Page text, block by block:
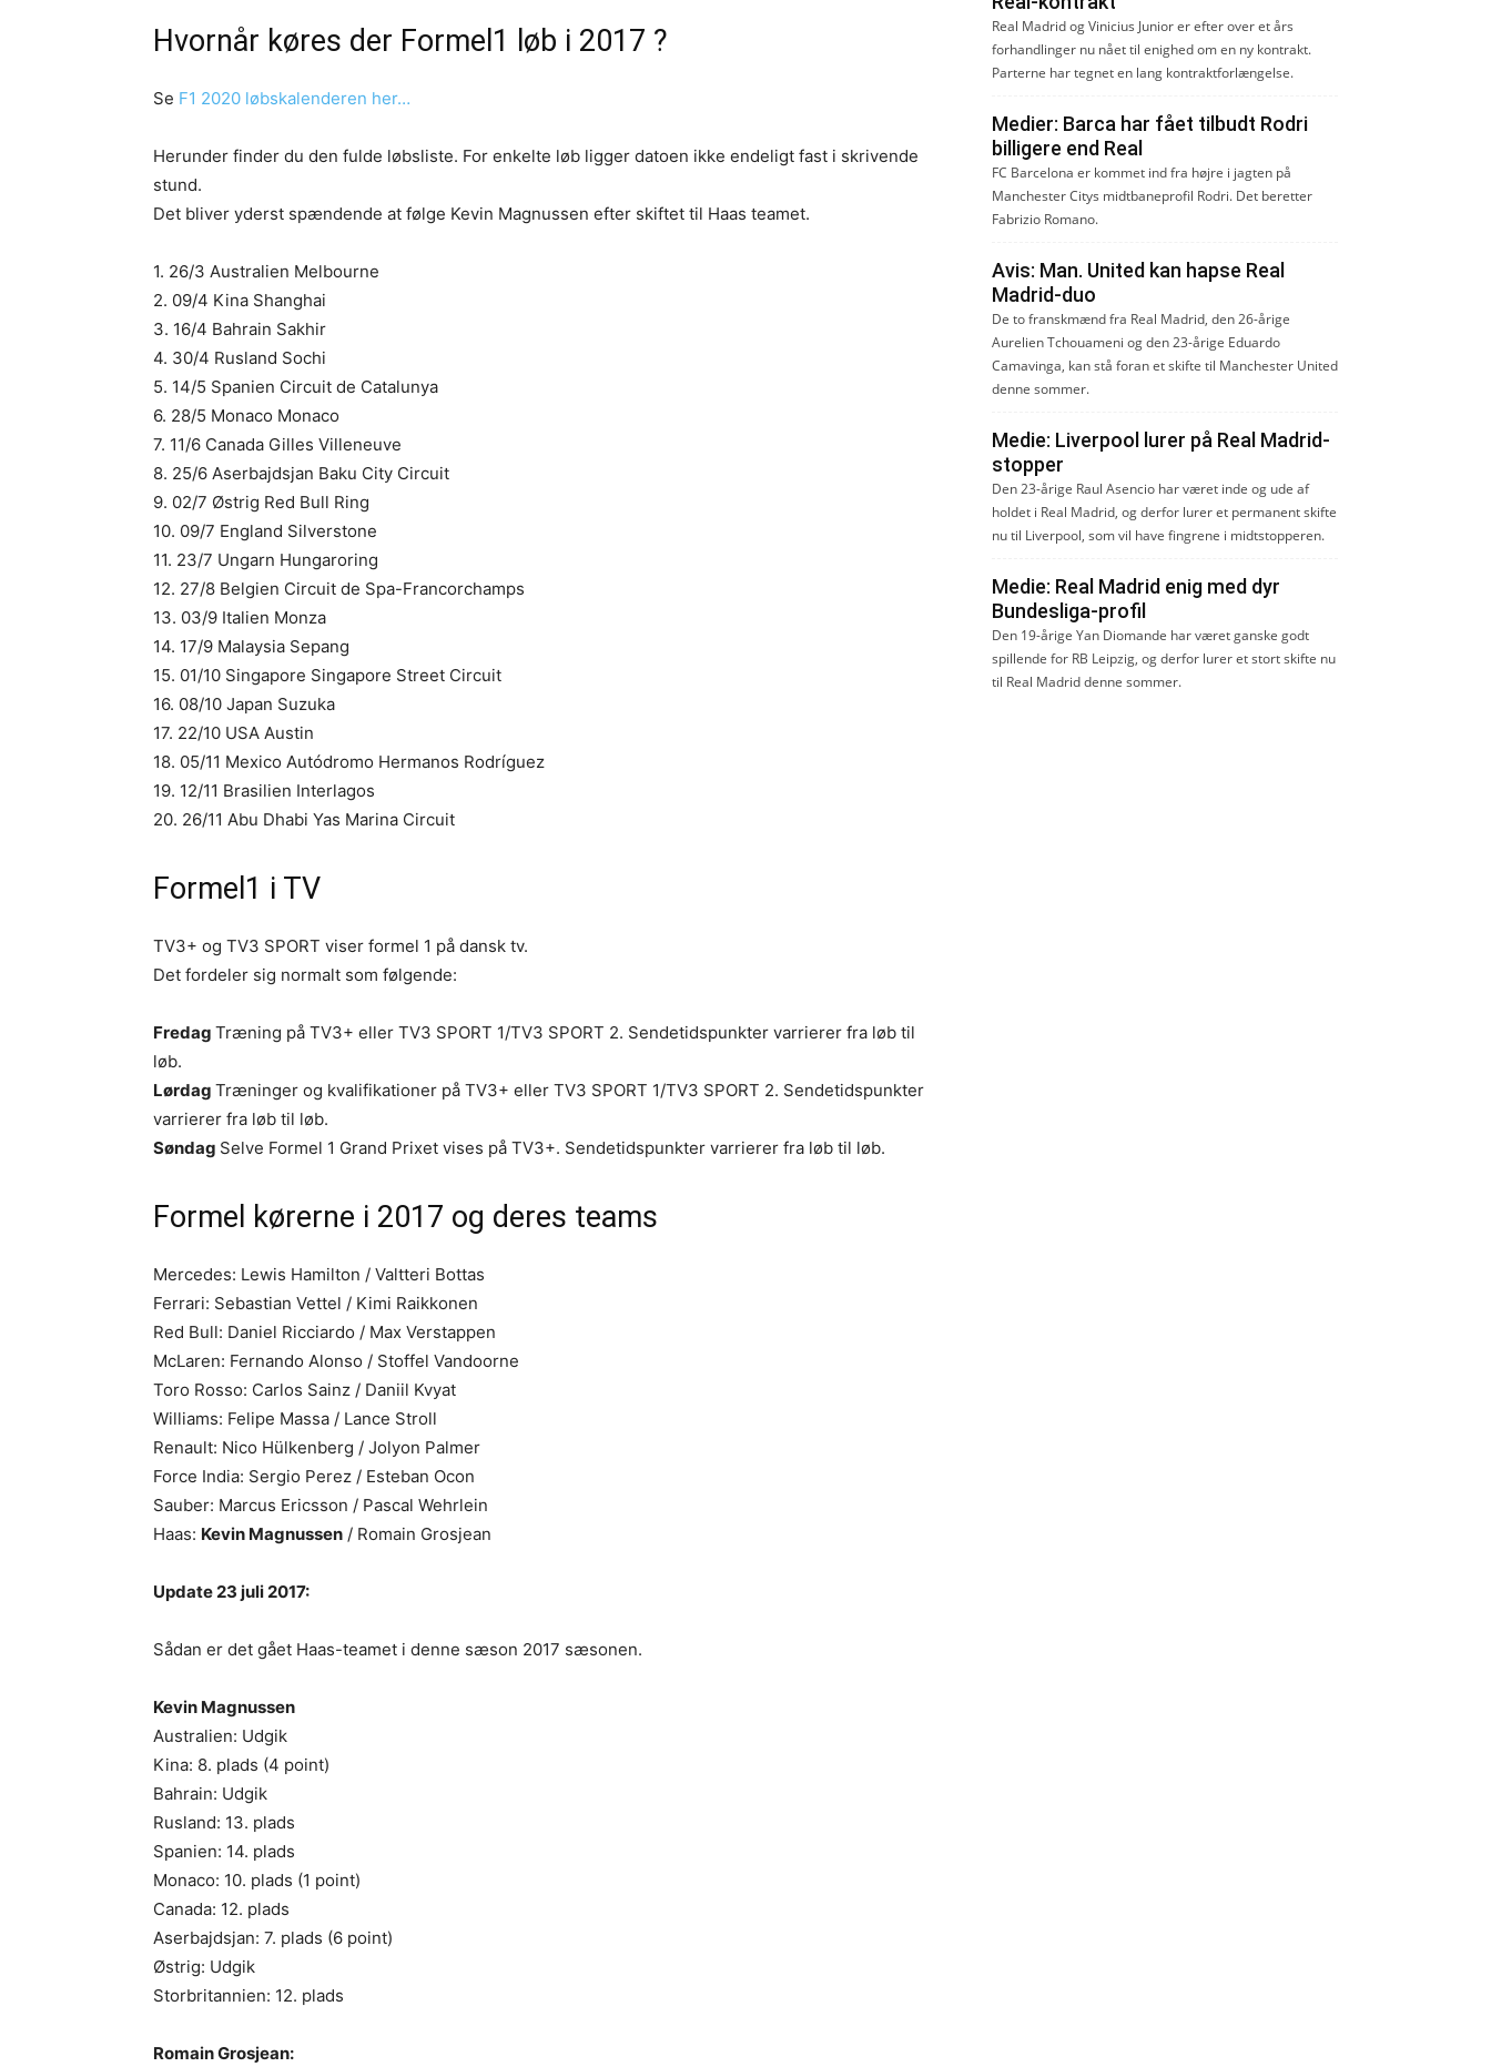
Hvornår køres der Formel1 løb i 2017 ?
Se F1 2020 løbskalenderen her…
Herunder finder du den fulde løbsliste. For enkelte løb ligger datoen ikke endeligt fast i skrivende
stund.
Det bliver yderst spændende at følge Kevin Magnussen efter skiftet til Haas teamet.
1. 26/3 Australien Melbourne
2. 09/4 Kina Shanghai
3. 16/4 Bahrain Sakhir
4. 30/4 Rusland Sochi
5. 14/5 Spanien Circuit de Catalunya
6. 28/5 Monaco Monaco
7. 11/6 Canada Gilles Villeneuve
8. 25/6 Aserbajdsjan Baku City Circuit
9. 02/7 Østrig Red Bull Ring
10. 09/7 England Silverstone
11. 23/7 Ungarn Hungaroring
12. 27/8 Belgien Circuit de Spa-Francorchamps
13. 03/9 Italien Monza
14. 17/9 Malaysia Sepang
15. 01/10 Singapore Singapore Street Circuit
16. 08/10 Japan Suzuka
17. 22/10 USA Austin
18. 05/11 Mexico Autódromo Hermanos Rodríguez
19. 12/11 Brasilien Interlagos
20. 26/11 Abu Dhabi Yas Marina Circuit
Formel1 i TV
TV3+ og TV3 SPORT viser formel 1 på dansk tv.
Det fordeler sig normalt som følgende:
Fredag Træning på TV3+ eller TV3 SPORT 1/TV3 SPORT 2. Sendetidspunkter varrierer fra løb til
løb.
Lørdag Træninger og kvalifikationer på TV3+ eller TV3 SPORT 1/TV3 SPORT 2. Sendetidspunkter
varrierer fra løb til løb.
Søndag Selve Formel 1 Grand Prixet vises på TV3+. Sendetidspunkter varrierer fra løb til løb.
Formel kørerne i 2017 og deres teams
Mercedes: Lewis Hamilton / Valtteri Bottas
Ferrari: Sebastian Vettel / Kimi Raikkonen
Red Bull: Daniel Ricciardo / Max Verstappen
McLaren: Fernando Alonso / Stoffel Vandoorne
Toro Rosso: Carlos Sainz / Daniil Kvyat
Williams: Felipe Massa / Lance Stroll
Renault: Nico Hülkenberg / Jolyon Palmer
Force India: Sergio Perez / Esteban Ocon
Sauber: Marcus Ericsson / Pascal Wehrlein
Haas: Kevin Magnussen / Romain Grosjean
Update 23 juli 2017:
Sådan er det gået Haas-teamet i denne sæson 2017 sæsonen.
Kevin Magnussen
Australien: Udgik
Kina: 8. plads (4 point)
Bahrain: Udgik
Rusland: 13. plads
Spanien: 14. plads
Monaco: 10. plads (1 point)
Canada: 12. plads
Aserbajdsjan: 7. plads (6 point)
Østrig: Udgik
Storbritannien: 12. plads
Romain Grosjean:
Real Madrid og Vinicius Junior er efter over et års
forhandlinger nu nået til enighed om en ny kontrakt.
Parterne har tegnet en lang kontraktforlængelse.
Medier: Barca har fået tilbudt Rodri
billigere end Real
FC Barcelona er kommet ind fra højre i jagten på
Manchester Citys midtbaneprofil Rodri. Det beretter
Fabrizio Romano.
Avis: Man. United kan hapse Real
Madrid-duo
De to franskmænd fra Real Madrid, den 26-årige
Aurelien Tchouameni og den 23-årige Eduardo
Camavinga, kan stå foran et skifte til Manchester United
denne sommer.
Medie: Liverpool lurer på Real Madrid-
stopper
Den 23-årige Raul Asencio har været inde og ude af
holdet i Real Madrid, og derfor lurer et permanent skifte
nu til Liverpool, som vil have fingrene i midtstopperen.
Medie: Real Madrid enig med dyr
Bundesliga-profil
Den 19-årige Yan Diomande har været ganske godt
spillende for RB Leipzig, og derfor lurer et stort skifte nu
til Real Madrid denne sommer.